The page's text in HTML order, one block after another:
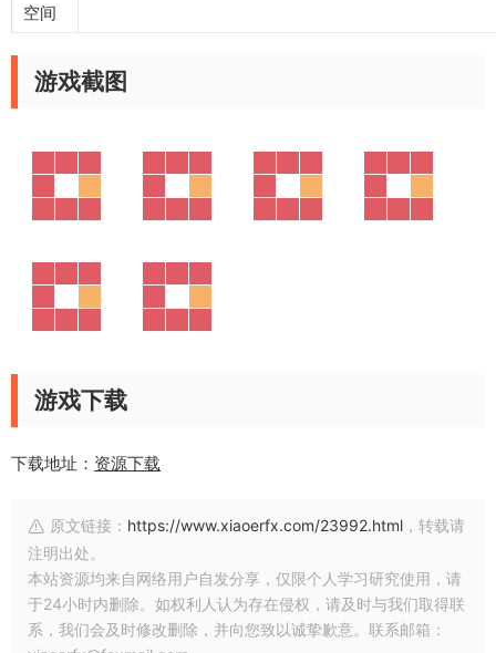
空间
游戏截图
游戏下载
下载地址： 资源下载
原文链接： https://www.xiaoerfx.com/23992.html ，转载请
注明出处。
本站资源均来自网络用户自发分享，仅限个人学习研究使用，请
于24小时内删除。如权利人认为存在侵权，请及时与我们取得联
系，我们会及时修改删除，并向您致以诚挚歉意。联系邮箱：